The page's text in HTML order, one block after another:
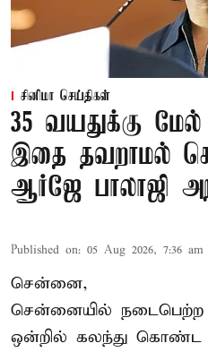
சினிமா செய்திகள்
35 வயதுக்கு
இதை தவறாமல்
ஆர்ஜே பாலாஜி
Published on: 05 Aug 2026, 7:36 am
சென்னை,
சென்னையில் நடைபெற்ற
ஒன்றில் கலந்து கொண்ட